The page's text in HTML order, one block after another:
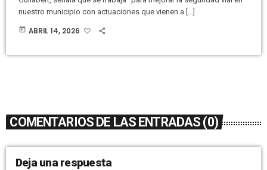
nuestro municipio con actuaciones que vienen a […]
today ABRIL 14, 2026
COMENTARIOS DE LAS ENTRADAS (0)
Deja una respuesta